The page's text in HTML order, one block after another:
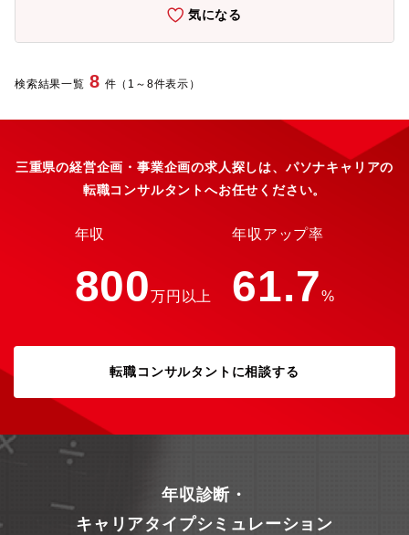
になります。 ■優秀な経営メンバーと近距離で成長可能本ポジシ
に調整可能新規事業・戦略企画いずれかの特化だけでなく、ペル
へのスライドなど、ご意向に応じたキャリアの提供ができる環境
をご用意します。将来的には本部長や全体統括などの役割へもキ
針に関われるため、やりがいは非常にある仕事と思います。一報
のメリハリを重視しますが、基本的に効率的な仕事を行うので、
残業も少なく、総労働時間自体は短いと思います。自分の枠では
景】製造戦略では従来、製造の拠点戦略や事業戦略に関する方針
と実行計画立案を行っていましたが、機能を拡大し、他機能を含
む事業全体を担当する事となり、組織強化のための増員採用で
す。【所属組織】ＩＣＴ事業部門 製造統括部 製造戦略課【所
属事業部門の概要】HDD等に使用される精密回路付き薄膜金属ベ
け基板などを扱うモバイル回路材事業部が所属しており、情報通
対応し、高シェア製品を供給しています。 【所属組織のミッショ
ン】ICT事業全体の拠点戦略や製造戦略の立案、実行計画の策定と
思います。一報で、日々の業務がルーチンではなく新しい切り口
の仕事の繰り返しになる為、日々研鑽を求められる職場にです。
に効率的な仕事を行うので、残業も少なく、総労働時間自体は短
いと思います。自分の枠ではなく、広い視点で仕事に取り組む姿
勢を歓迎します。【働き方】ベトナム、タイ、中国、国内他拠点
など数回/年の出張の可能性あり【テレワーク】平均すると数日/月
Fで相談する事により効率的に動く事が多いです。勿論、業務的に
問題掛ければ在宅勤務は問題ありません。【フレックス勤務】コ
アレスフレックス制を導入しており、上長と相談の上、ご家庭の
気になる
検索結果一覧 8 件（1～8件表示）
三重県の経営企画・事業企画の求人探しは、パソナキャリアの
転職コンサルタントへお任せください。
年収
800万円以上
年収アップ率
61.7%
転職コンサルタントに相談する
年収診断・
キャリアタイプシミュレーション